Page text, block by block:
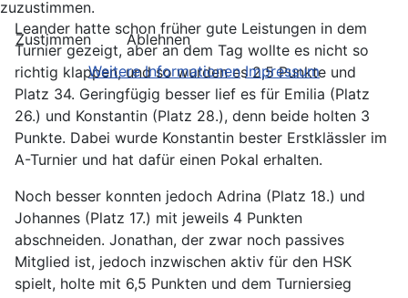
Leander hatte schon früher gute Leistungen in dem
Turnier gezeigt, aber an dem Tag wollte es nicht so
richtig klappen, und so wurden es 2,5 Punkte und
Platz 34. Geringfügig besser lief es für Emilia (Platz
26.) und Konstantin (Platz 28.), denn beide holten 3
Punkte. Dabei wurde Konstantin bester Erstklässler im
A-Turnier und hat dafür einen Pokal erhalten.
Noch besser konnten jedoch Adrina (Platz 18.) und
Johannes (Platz 17.) mit jeweils 4 Punkten
abschneiden. Jonathan, der zwar noch passives
Mitglied ist, jedoch inzwischen aktiv für den HSK
spielt, holte mit 6,5 Punkten und dem Turniersieg
zuzustimmen.
Zustimmen
Ablehnen
Weitere Informationen Impressum